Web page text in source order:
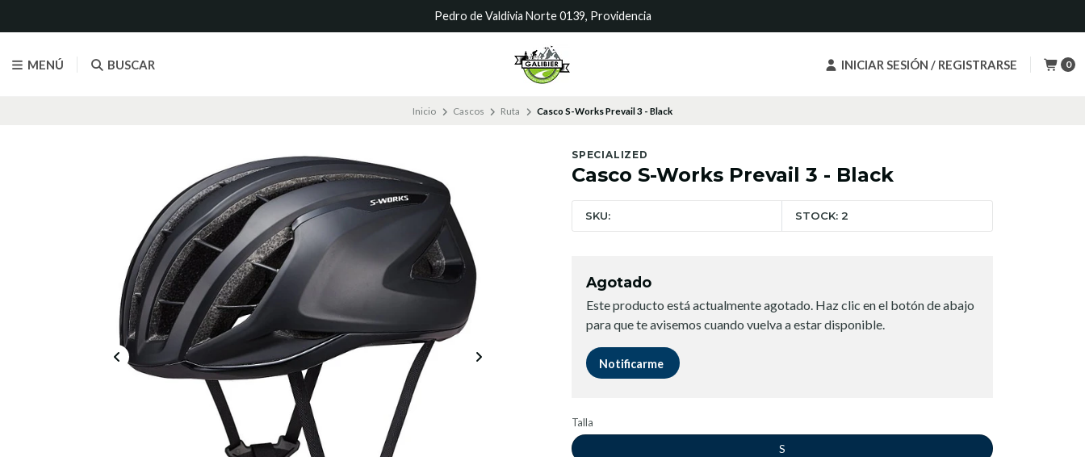
MENÚ BUSCAR INICIAR SESIÓN / REGISTRARSE 0
Pedro de Valdivia Norte 0139, Providencia
Inicio Cascos Ruta Casco S-Works Prevail 3 - Black
SPECIALIZED
Casco S-Works Prevail 3 - Black
SKU: STOCK: 2
Agotado
Este producto está actualmente agotado. Haz clic en el botón de abajo
para que te avisemos cuando vuelva a estar disponible.
Notificarme
Talla
S